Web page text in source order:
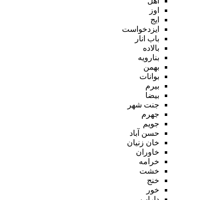
اوز
ایج
ایزدخواست
باب انار
بالاده
بنارویه
بهمن
بوانات
بیرم
بیضا
جنت شهر
جهرم
جویم
حسن آباد
خان زنیان
خاوران
خرامه
خشت
خنج
خور